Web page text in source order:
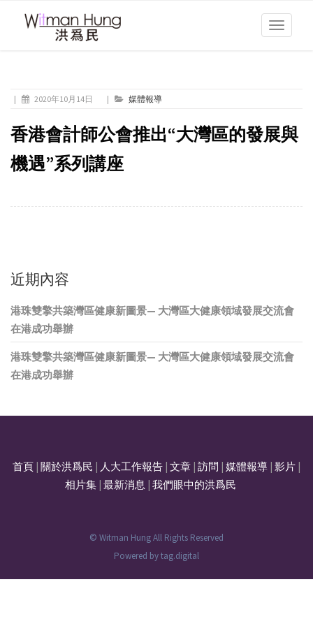
Toggle
| 2020年10月14日 | 媒體報導
香港會計師公會推出“大灣區的發展與
機遇”系列講座
近期內容
港珠雙擎共築灣區健康新圖景— 大灣區大健康領域發展交流會
在港成功舉辦
港珠雙擎共築灣區健康新圖景— 大灣區大健康領域發展交流會
在港成功舉辦
首頁 關於洪爲民 人大工作報告 文章 訪問 媒體報導 影片
相片集| 最新消息 我們眼中的洪爲民
© Witman Hung All Rights Reserved
Powered bytag.digital